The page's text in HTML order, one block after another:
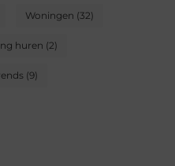
Woningen (32)
huren (2)
(9)